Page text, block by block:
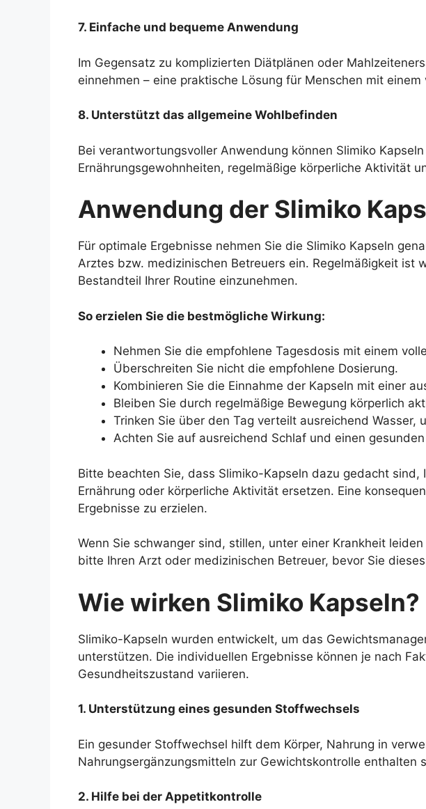
7. Einfache und bequeme Anwendung
Im Gegensatz zu komplizierten Diätplänen oder
einnehmen – eine praktische Lösung für Menschen mit einem
8. Unterstützt das allgemeine Wohlbefinden
Bei verantwortungsvoller Anwendung können Slimiko
Ernährungsgewohnheiten, regelmäßige körperliche Aktivität
Anwendung der Slimiko
Für optimale Ergebnisse nehmen Sie die Slimiko Kapseln
Arztes bzw. medizinischen Betreuers ein. Regelmäßigkeit ist
Bestandteil Ihrer Routine einzunehmen.
So erzielen Sie die bestmögliche Wirkung:
Nehmen Sie die empfohlene Tagesdosis mit einem
Überschreiten Sie nicht die empfohlene Dosierung.
Kombinieren Sie die Einnahme der Kapseln mit einer
Bleiben Sie durch regelmäßige Bewegung körperlich
Trinken Sie über den Tag verteilt ausreichend
Achten Sie auf ausreichend Schlaf und einen
Bitte beachten Sie, dass Slimiko-Kapseln dazu gedacht
Ernährung oder körperliche Aktivität ersetzen. Eine
Ergebnisse zu erzielen.
Wenn Sie schwanger sind, stillen, unter einer Krankheit
bitte Ihren Arzt oder medizinischen Betreuer, bevor Sie
Wie wirken Slimiko Kapseln?
Slimiko-Kapseln wurden entwickelt, um das
unterstützen. Die individuellen Ergebnisse können je nach
Gesundheitszustand variieren.
1. Unterstützung eines gesunden Stoffwechsels
Ein gesunder Stoffwechsel hilft dem Körper, Nahrung in
Nahrungsergänzungsmitteln zur Gewichtskontrolle
2. Hilfe bei der Appetitkontrolle